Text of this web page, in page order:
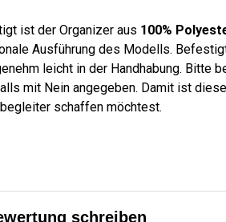
ist der Organizer aus 100%
Ausführung des Modells.
leicht in der Handhabung. Bitte
mit Nein angegeben. Damit ist
schaffen möchtest.
schreiben